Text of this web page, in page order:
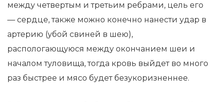
между четвертым и третьим ребрами, цель его
— сердце, также можно конечно нанести удар в
артерию (убой свиней в шею),
распологающуюся между окончанием шеи и
началом туловища, тогда кровь выйдет во много
раз быстрее и мясо будет безукоризненнее.